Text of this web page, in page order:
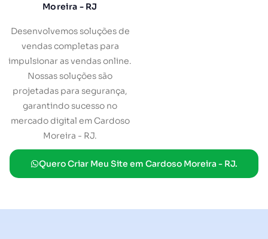
Moreira - RJ
Desenvolvemos soluções de
vendas completas para
impulsionar as vendas online.
Nossas soluções são
projetadas para segurança,
garantindo sucesso no
mercado digital em Cardoso
Moreira - RJ.
Quero Criar Meu Site em Cardoso Moreira - RJ.